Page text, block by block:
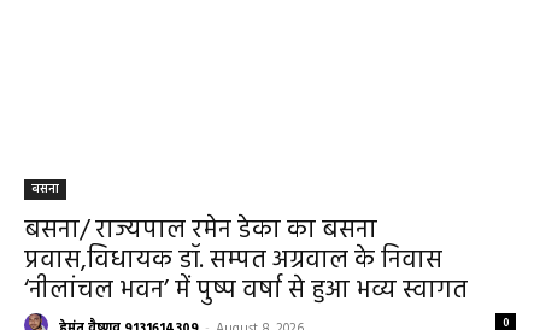
बसना
बसना/ राज्यपाल रमेन डेका का बसना
प्रवास,विधायक डॉ. सम्पत अग्रवाल के निवास
‘नीलांचल भवन’ में पुष्प वर्षा से हुआ भव्य स्वागत
0